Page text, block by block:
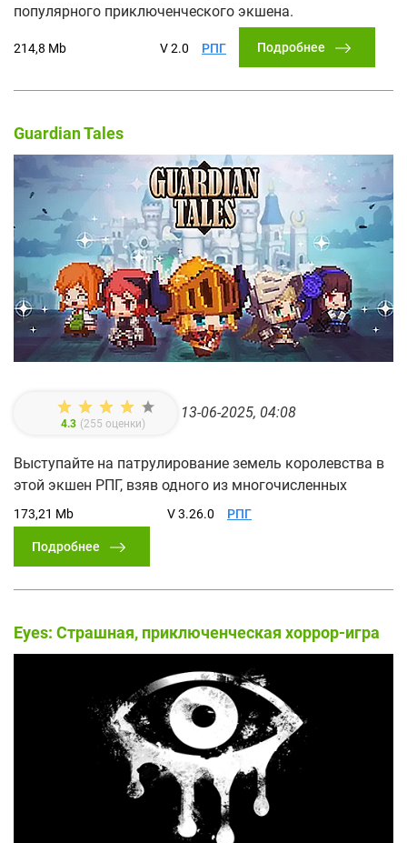
популярного приключенческого экшена.
214,8 Mb V 2.0 РПГ Подробнее
Guardian Tales
4.3 (255 оценки)
13-06-2025, 04:08
Выступайте на патрулирование земель королевства в
этой экшен РПГ, взяв одного из многочисленных
173,21 Mb V 3.26.0 РПГ
Подробнее
Eyes: Страшная, приключенческая хоррор-игра